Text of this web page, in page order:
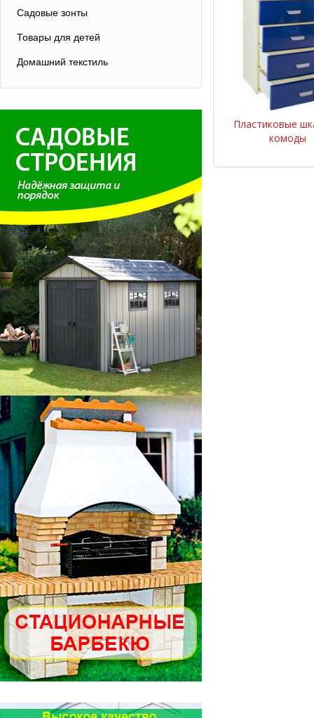
Садовые зонты
Товары для детей
Домашний текстиль
Пластиковые
комоды